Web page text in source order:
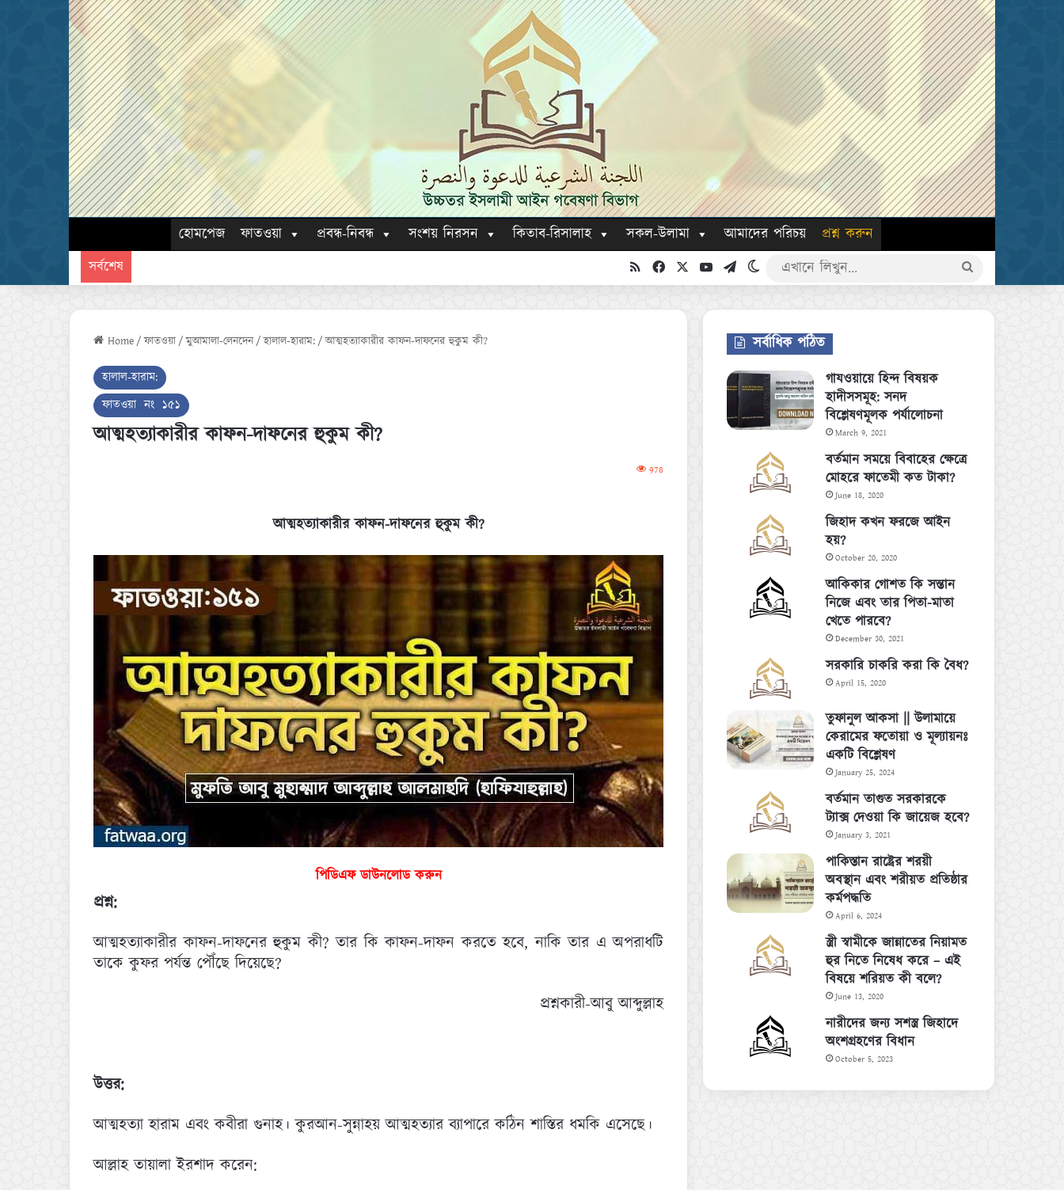
হোমপেজ ফাতওয়া প্রবন্ধ-নিবন্ধ সংশয় নিরসন কিতাব-রিসালাহ সকল-উলামা আমাদের পরিচয় প্রশ্ন করুন
সর্বশেষ RSS Facebook YouTubeTelegramSwitch skin
Home/ ফাতওয়া/ মুআমালা-লেনদেন/ হালাল-হারাম:/ আত্মহত্যাকারীর কাফন-দাফনের হুকুম কী?
হালাল-হারাম:
ফাতওয়া নং ১৫১
আত্মহত্যাকারীর কাফন-দাফনের হুকুম কী?
978
আত্মহত্যাকারীর কাফন-দাফনের হুকুম কী?
পিডিএফ ডাউনলোড করুন
প্রশ্ন:
আত্মহত্যাকারীর কাফন-দাফনের হুকুম কী? তার কি কাফন-দাফন করতে হবে, নাকি তার এ অপরাধটি
তাকে কুফর পর্যন্ত পৌঁছে দিয়েছে?
প্রশ্নকারী-আবু আব্দুল্লাহ
উত্তর:
আত্মহত্যা হারাম এবং কবীরা গুনাহ। কুরআন-সুন্নাহয় আত্মহত্যার ব্যাপারে কঠিন শাস্তির ধমকি এসেছে।
আল্লাহ তায়ালা ইরশাদ করেন:
সর্বাধিক পঠিত
গাযওয়ায়ে হিন্দ বিষয়ক
হাদীসসমূহ: সনদ
বিশ্লেষণমূলক পর্যালোচনা
March 9, 2021
বর্তমান সময়ে বিবাহের ক্ষেত্রে
মোহরে ফাতেমী কত টাকা?
June 18, 2020
জিহাদ কখন ফরজে আইন
হয়?
October 20, 2020
আকিকার গোশত কি সন্তান
নিজে এবং তার পিতা-মাতা
খেতে পারবে?
December 30, 2021
সরকারি চাকরি করা কি বৈধ?
April 15, 2020
তুফানুল আকসা || উলামায়ে
কেরামের ফতোয়া ও মূল্যায়নঃ
একটি বিশ্লেষণ
January 25, 2024
বর্তমান তাগুত সরকারকে
ট্যাক্স দেওয়া কি জায়েজ হবে?
January 3, 2021
পাকিস্তান রাষ্ট্রের শরয়ী
অবস্থান এবং শরীয়ত প্রতিষ্ঠার
কর্মপদ্ধতি
April 6, 2024
স্ত্রী স্বামীকে জান্নাতের নিয়ামত
হুর নিতে নিষেধ করে – এই
বিষয়ে শরিয়ত কী বলে?
June 13, 2020
নারীদের জন্য সশস্ত্র জিহাদে
অংশগ্রহণের বিধান
October 5, 2023